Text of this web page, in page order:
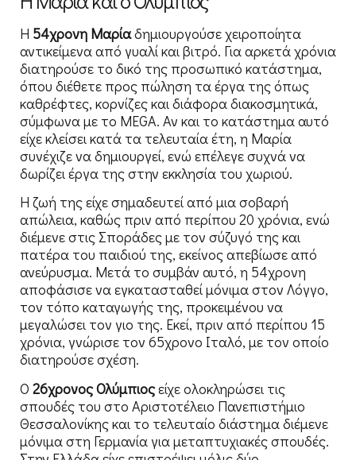
Η 54χρονη Μαρίαδημιουργούσε χειροποίητα
αντικείμενα από γυαλί και βιτρό. Για αρκετά χρόνια
διατηρούσε το δικό της προσωπικό κατάστημα,
όπου διέθετε προς πώληση τα έργα της όπως
καθρέφτες, κορνίζες και διάφορα διακοσμητικά,
σύμφωνα με το MEGA. Αν και το κατάστημα αυτό
είχε κλείσει κατά τα τελευταία έτη, η Μαρία
συνέχιζε να δημιουργεί, ενώ επέλεγε συχνά να
δωρίζει έργα της στην εκκλησία του χωριού.
Η ζωή της είχε σημαδευτεί από μια σοβαρή
απώλεια, καθώς πριν από περίπου 20 χρόνια, ενώ
διέμενε στις Σποράδες με τον σύζυγό της και
πατέρα του παιδιού της, εκείνος απεβίωσε από
ανεύρυσμα. Μετά το συμβάν αυτό, η 54χρονη
αποφάσισε να εγκατασταθεί μόνιμα στον Λόγγο,
τον τόπο καταγωγής της, προκειμένου να
μεγαλώσει τον γιο της. Εκεί, πριν από περίπου 15
χρόνια, γνώρισε τον 65χρονο Ιταλό, με τον οποίο
διατηρούσε σχέση.
Ο 26χρονος Ολύμπιοςείχε ολοκληρώσει τις
σπουδές του στο Αριστοτέλειο Πανεπιστήμιο
Θεσσαλονίκης και το τελευταίο διάστημα διέμενε
μόνιμα στη Γερμανία για μεταπτυχιακές σπουδές.